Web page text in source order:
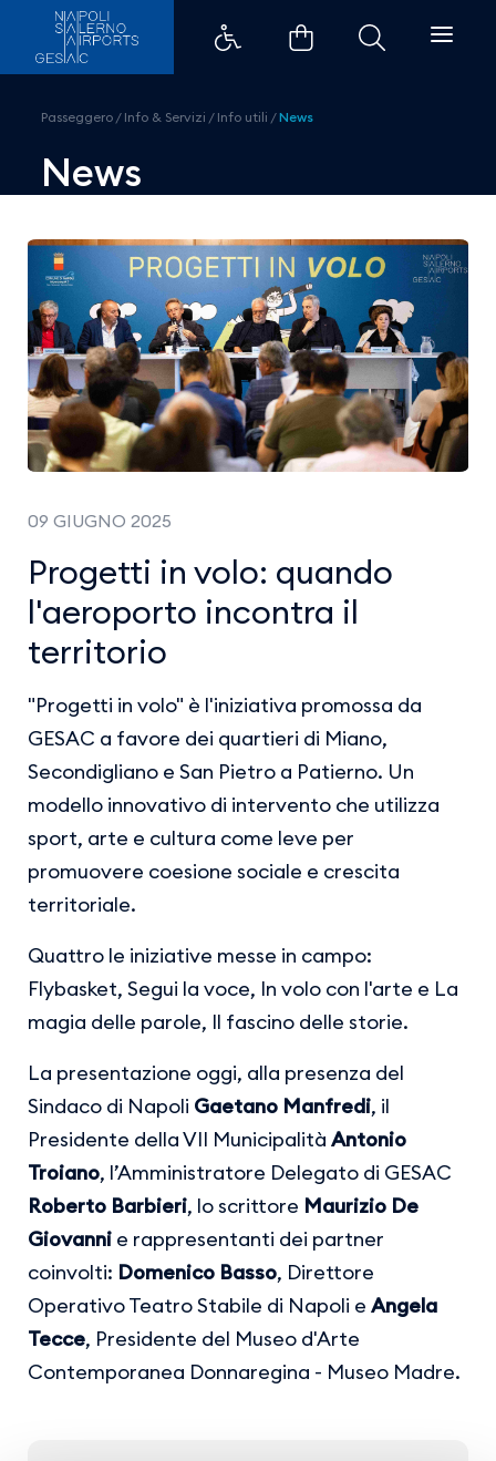
Progetti in volo: quando
Passeggero / Info & Servizi / Info utili /News
News
09 GIUGNO 2025
Progetti in volo: quando
l'aeroporto incontra il
territorio
"Progetti in volo" è l'iniziativa promossa da
GESAC a favore dei quartieri di Miano,
Secondigliano e San Pietro a Patierno. Un
modello innovativo di intervento che utilizza
sport, arte e cultura come leve per
promuovere coesione sociale e crescita
territoriale.
Quattro le iniziative messe in campo:
Flybasket, Segui la voce, In volo con l'arte e La
magia delle parole, Il fascino delle storie.
La presentazione oggi, alla presenza del
Sindaco di Napoli Gaetano Manfredi, il
Presidente della VII Municipalità Antonio
Troiano, l’Amministratore Delegato di GESAC
Roberto Barbieri, lo scrittore Maurizio De
Giovanni e rappresentanti dei partner
coinvolti: Domenico Basso, Direttore
Operativo Teatro Stabile di Napoli e Angela
Tecce, Presidente del Museo d'Arte
Contemporanea Donnaregina - Museo Madre.